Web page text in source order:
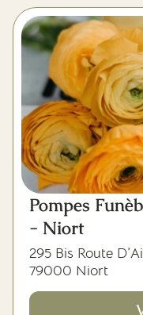
Pompes
- Niort
295 Bis Route
79000 Niort